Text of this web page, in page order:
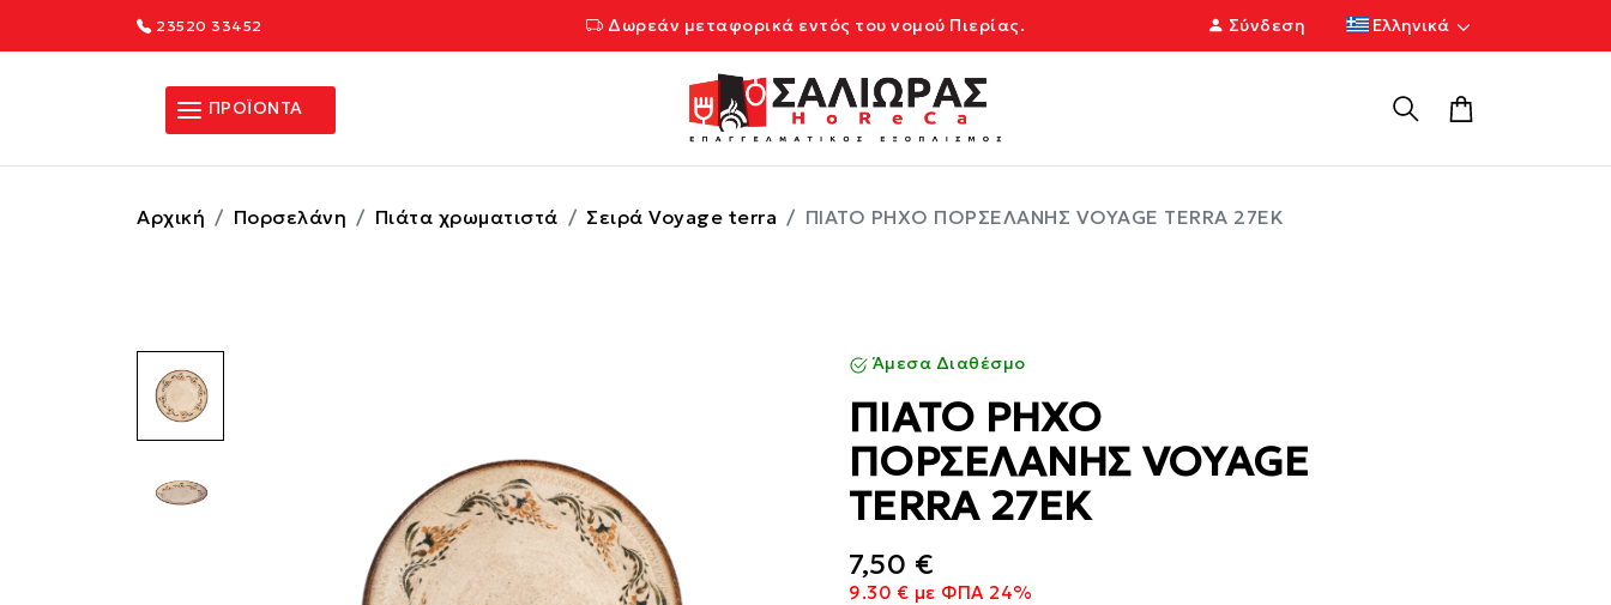
23520 33452 Δωρεάν μεταφορικά εντός του νομού Πιερίας. Σύνδεση Ελληνικά
ΠΡΟΪΟΝΤΑ
Αρχική Πορσελάνη Πιάτα χρωματιστά Σειρά Voyage terra ΠΙΑΤΟ ΡΗΧΟ ΠΟΡΣΕΛΑΝΗΣ VOYAGE TERRA 27EK
Άμεσα Διαθέσμο
ΠΙΑΤΟ ΡΗΧΟ
ΠΟΡΣΕΛΑΝΗΣ VOYAGE
TERRA 27EK
7,50 €
9.30 € με ΦΠΑ 24%